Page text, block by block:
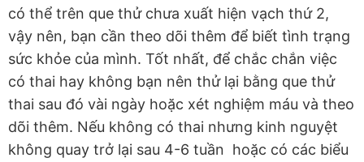
có thể trên que thử chưa xuất hiện vạch thứ 2,
vậy nên, bạn cần theo dõi thêm để biết tình trạng
sức khỏe của mình. Tốt nhất, để chắc chắn việc
có thai hay không bạn nên thử lại bằng que thử
thai sau đó vài ngày hoặc xét nghiệm máu và theo
dõi thêm. Nếu không có thai nhưng kinh nguyệt
không quay trở lại sau 4-6 tuần hoặc có các biểu